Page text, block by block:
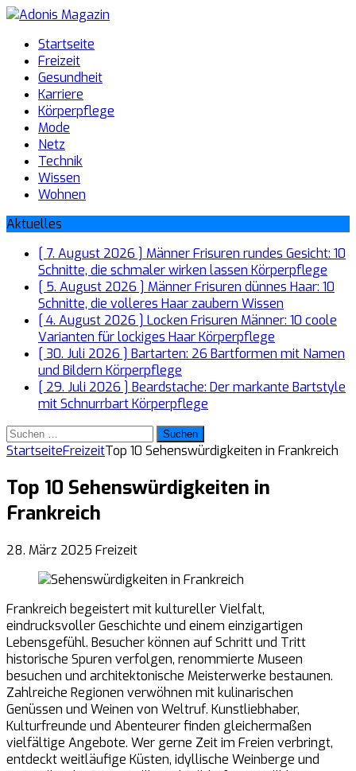
Startseite
Freizeit
Gesundheit
Karriere
Körperpflege
Mode
Netz
Technik
Wissen
Wohnen
Aktuelles
[ 7. August 2026 ] Männer Frisuren rundes Gesicht: 10
Schnitte, die schmaler wirken lassen Körperpflege
[ 5. August 2026 ] Männer Frisuren dünnes Haar: 10
Schnitte, die volleres Haar zaubern Wissen
[ 4. August 2026 ] Locken Frisuren Männer: 10 coole
Varianten für lockiges HaarKörperpflege
[ 30. Juli 2026 ] Bartarten: 26 Bartformen mit Namen
und Bildern Körperpflege
[ 29. Juli 2026 ] Beardstache: Der markante Bartstyle
mit SchnurrbartKörperpflege
Suchen
nach:
StartseiteFreizeitTop 10 Sehenswürdigkeiten in Frankreich
Top 10 Sehenswürdigkeiten in
Frankreich
28. März 2025 Freizeit
Frankreich begeistert mit kultureller Vielfalt,
eindrucksvoller Geschichte und einem einzigartigen
Lebensgefühl. Besucher können auf Schritt und Tritt
historische Spuren verfolgen, renommierte Museen
besuchen und architektonische Meisterwerke bestaunen.
Zahlreiche Regionen verwöhnen mit kulinarischen
Genüssen und Weinen von Weltruf. Kunstliebhaber,
Kulturfreunde und Abenteurer finden gleichermaßen
vielfältige Angebote. Wer gerne Zeit im Freien verbringt,
entdeckt weitläufige Küsten, idyllische Weinberge und